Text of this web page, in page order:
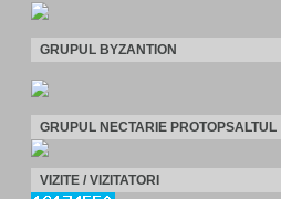
GRUPUL BYZANTION
GRUPUL NECTARIE PROTOPSALTUL
VIZITE / VIZITATORI